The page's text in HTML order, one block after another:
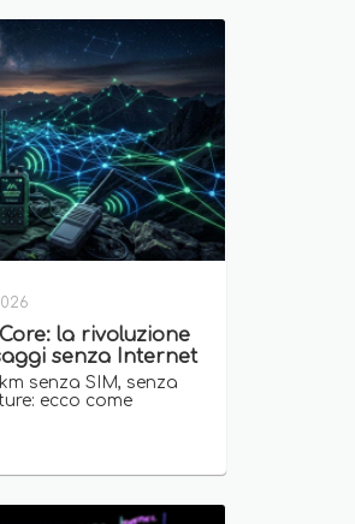
la rivoluzione
senza Internet
senza SIM, senza
ecco come